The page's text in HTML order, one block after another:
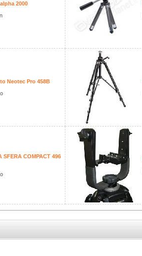
2000
Neotec Pro 458B
COMPACT 496